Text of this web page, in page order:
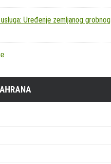
Uređenje zemljanog grobnog